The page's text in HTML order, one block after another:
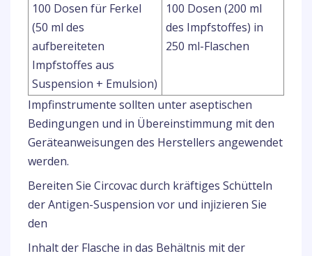
100 Dosen für Ferkel
(50 ml des
aufbereiteten
Impfstoffes aus
Suspension + Emulsion)
100 Dosen (200 ml
des Impfstoffes) in
250 ml-Flaschen
Impfinstrumente sollten unter aseptischen
Bedingungen und in Übereinstimmung mit den
Geräteanweisungen des Herstellers angewendet
werden.
Bereiten Sie Circovac durch kräftiges Schütteln
der Antigen-Suspension vor und injizieren Sie
den
Inhalt der Flasche in das Behältnis mit der